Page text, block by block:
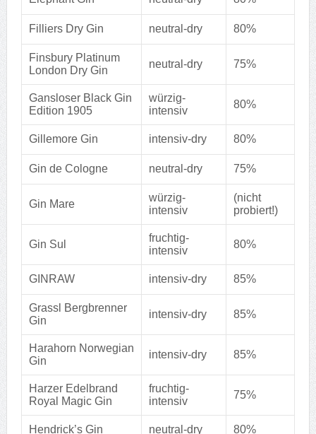
Filliers Dry Gin neutral-dry 80%
Finsbury Platinum
London Dry Gin
neutral-dry 75%
Gansloser Black Gin
Edition 1905
würzig-
intensiv
80%
Gillemore Gin intensiv-dry 80%
Gin de Cologne neutral-dry 75%
Gin Mare
würzig-
intensiv
(nicht
probiert!)
Gin Sul
fruchtig-
intensiv
80%
GINRAW intensiv-dry 85%
Grassl Bergbrenner
Gin
intensiv-dry 85%
Harahorn Norwegian
Gin
intensiv-dry 85%
Harzer Edelbrand
Royal Magic Gin
fruchtig-
intensiv
75%
Hendrick’s Gin neutral-dry 80%